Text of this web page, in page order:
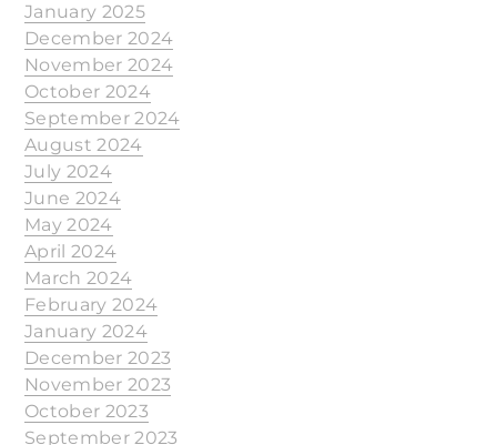
January 2025
December 2024
November 2024
October 2024
September 2024
August 2024
July 2024
June 2024
May 2024
April 2024
March 2024
February 2024
January 2024
December 2023
November 2023
October 2023
September 2023